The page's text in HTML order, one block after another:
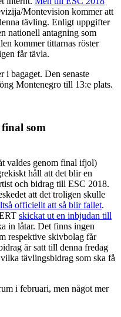
Montevision kommer att
tävling. Enligt uppgifter
nationell antagning som
kommer tittarnas röster
får tävla.
i bagaget. Den senaste
Montenegro till 13:e plats.
som
valdes genom final ifjol)
håll att det blir en
och bidrag till ESC 2018.
att det troligen skulle
officiellt att så blir fallet.
skickat ut en inbjudan till
in låtar. Det finns ingen
respektive skivbolag får
är satt till denna fredag
tävlingsbidrag som ska få
i februari, men något mer